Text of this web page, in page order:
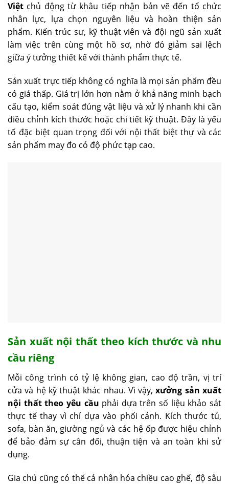
Việt chủ động từ khâu tiếp nhận bản vẽ đến tổ chức
nhân lực, lựa chọn nguyên liệu và hoàn thiện sản
phẩm. Kiến trúc sư, kỹ thuật viên và đội ngũ sản xuất
làm việc trên cùng một hồ sơ, nhờ đó giảm sai lệch
giữa ý tưởng thiết kế với thành phẩm thực tế.
Sản xuất trực tiếp không có nghĩa là mọi sản phẩm đều
có giá thấp. Giá trị lớn hơn nằm ở khả năng minh bạch
cấu tạo, kiểm soát đúng vật liệu và xử lý nhanh khi cần
điều chỉnh kích thước hoặc chi tiết kỹ thuật. Đây là yếu
tố đặc biệt quan trọng đối với nội thất biệt thự và các
sản phẩm may đo có độ phức tạp cao.
Sản xuất nội thất theo kích thước và nhu
cầu riêng
Mỗi công trình có tỷ lệ không gian, cao độ trần, vị trí
cửa và hệ kỹ thuật khác nhau. Vì vậy,xưởng sản xuất
nội thất theo yêu cầu phải dựa trên số liệu khảo sát
thực tế thay vì chỉ dựa vào phối cảnh. Kích thước tủ,
sofa, bàn ăn, giường ngủ và các hệ ốp được hiệu chỉnh
để bảo đảm sự cân đối, thuận tiện và an toàn khi sử
dụng.
Gia chủ cũng có thể cá nhân hóa chiều cao ghế, độ sâu